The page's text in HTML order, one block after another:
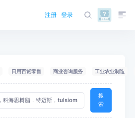
注册 登录
日用百货零售 商业咨询服务 工业农业制造
搜
索